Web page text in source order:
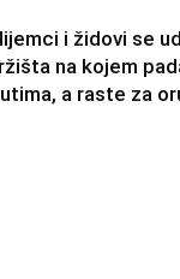
i židovi se
na kojem
a raste za